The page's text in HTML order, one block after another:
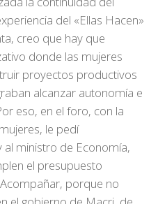
del «Ellas Hacen»
creo que hay que
donde las mujeres
proyectos productivos
alcanzar autonomía e
eso, en el foro, con la
le pedí
al ministro de Economía,
el presupuesto
porque no